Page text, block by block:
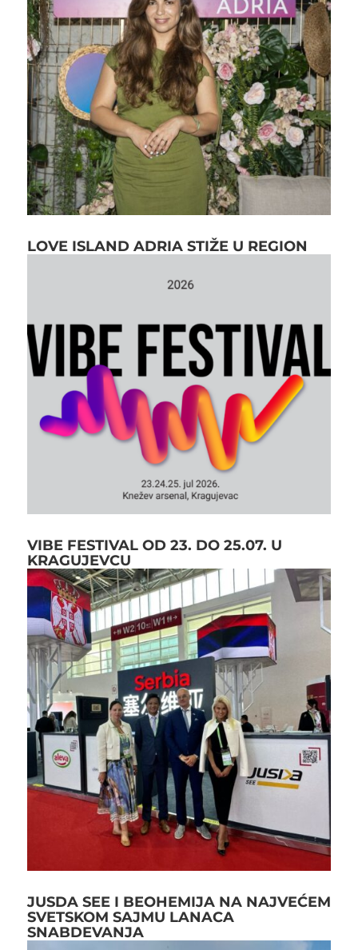
LOVE ISLAND ADRIA STIŽE U REGION
VIBE FESTIVAL OD 23. DO 25.07. U
KRAGUJEVCU
JUSDA SEE I BEOHEMIJA NA NAJVEĆEM
SVETSKOM SAJMU LANACA
SNABDEVANJA